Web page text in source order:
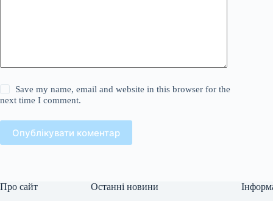
Save my name, email and website in this browser for the
next time I comment.
Опублікувати коментар
Про сайт Останні новини